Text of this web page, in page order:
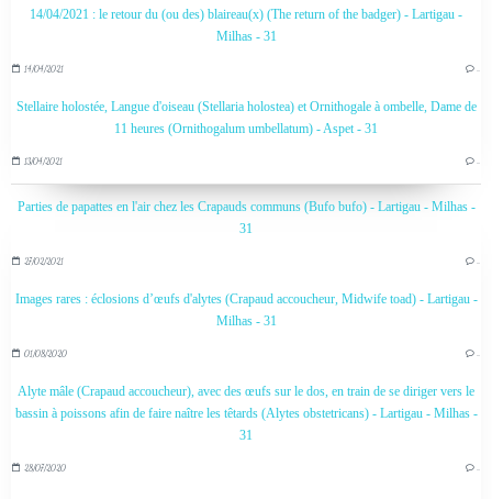
14/04/2021 : le retour du (ou des) blaireau(x) (The return of the badger) - Lartigau -
Milhas - 31
14/04/2021 …
Stellaire holostée, Langue d'oiseau (Stellaria holostea) et Ornithogale à ombelle, Dame de
11 heures (Ornithogalum umbellatum) - Aspet - 31
13/04/2021 …
Parties de papattes en l'air chez les Crapauds communs (Bufo bufo) - Lartigau - Milhas -
31
27/02/2021 …
Images rares : éclosions d’œufs d'alytes (Crapaud accoucheur, Midwife toad) - Lartigau -
Milhas - 31
01/08/2020 …
Alyte mâle (Crapaud accoucheur), avec des œufs sur le dos, en train de se diriger vers le
bassin à poissons afin de faire naître les têtards (Alytes obstetricans) - Lartigau - Milhas -
31
28/07/2020 …